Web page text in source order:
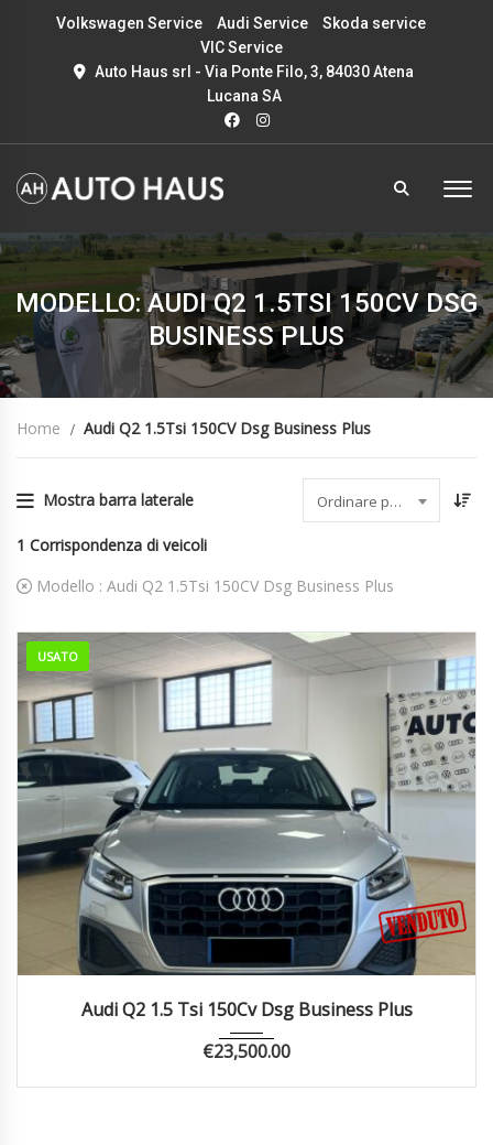
Volkswagen Service Audi Service
Skoda service
VIC Service
Auto Haus srl - Via Ponte Filo, 3, 84030 Atena
Lucana SA
MODELLO: AUDI Q2 1.5TSI 150CV DSG
BUSINESS PLUS
Home Audi Q2 1.5Tsi 150CV Dsg Business Plus
Mostra barra laterale Ordinare per data
1 Corrispondenza di veicoli
Modello : Audi Q2 1.5Tsi 150CV Dsg Business Plus
USATO
Audi Q2 1.5 Tsi 150Cv Dsg Business Plus
€23,500.00